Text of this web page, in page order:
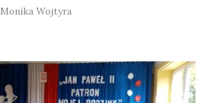
Monika Wojtyra